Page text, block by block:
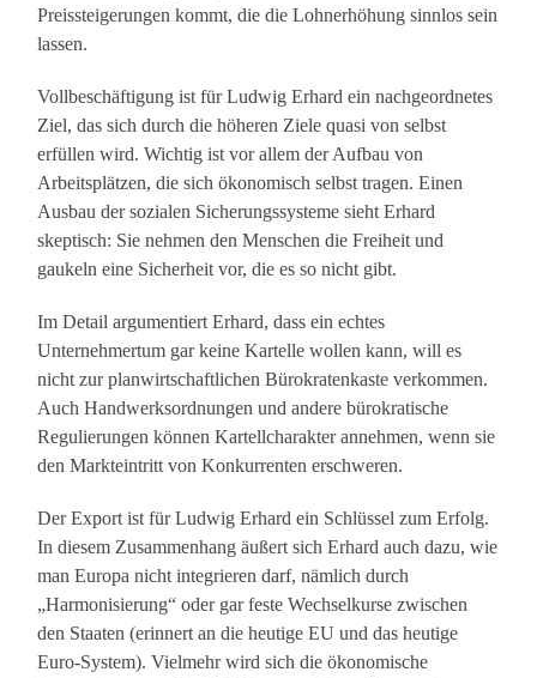
Preissteigerungen kommt, die die Lohnerhöhung sinnlos sein
lassen.
Vollbeschäftigung ist für Ludwig Erhard ein nachgeordnetes
Ziel, das sich durch die höheren Ziele quasi von selbst
erfüllen wird. Wichtig ist vor allem der Aufbau von
Arbeitsplätzen, die sich ökonomisch selbst tragen. Einen
Ausbau der sozialen Sicherungssysteme sieht Erhard
skeptisch: Sie nehmen den Menschen die Freiheit und
gaukeln eine Sicherheit vor, die es so nicht gibt.
Im Detail argumentiert Erhard, dass ein echtes
Unternehmertum gar keine Kartelle wollen kann, will es
nicht zur planwirtschaftlichen Bürokratenkaste verkommen.
Auch Handwerksordnungen und andere bürokratische
Regulierungen können Kartellcharakter annehmen, wenn sie
den Markteintritt von Konkurrenten erschweren.
Der Export ist für Ludwig Erhard ein Schlüssel zum Erfolg.
In diesem Zusammenhang äußert sich Erhard auch dazu, wie
man Europa nicht integrieren darf, nämlich durch
„Harmonisierung“ oder gar feste Wechselkurse zwischen
den Staaten (erinnert an die heutige EU und das heutige
Euro-System). Vielmehr wird sich die ökonomische